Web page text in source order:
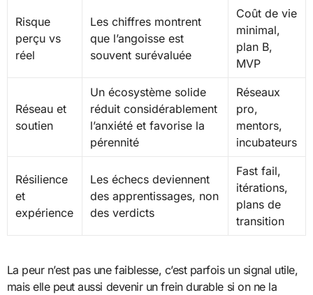
Risque
perçu vs
réel
Les chiffres montrent
que l’angoisse est
souvent surévaluée
Coût de vie
minimal,
plan B,
MVP
Réseau et
soutien
Un écosystème solide
réduit considérablement
l’anxiété et favorise la
pérennité
Réseaux
pro,
mentors,
incubateurs
Résilience
et
expérience
Les échecs deviennent
des apprentissages, non
des verdicts
Fast fail,
itérations,
plans de
transition
La peur n’est pas une faiblesse, c’est parfois un signal utile,
mais elle peut aussi devenir un frein durable si on ne la